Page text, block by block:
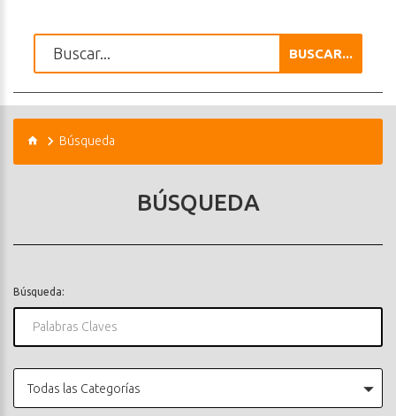
BUSCAR...
Búsqueda
BÚSQUEDA
Búsqueda:
Todas las Categorías